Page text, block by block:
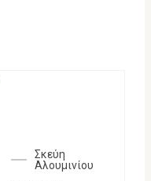
Σκεύη
Αλουμινίου